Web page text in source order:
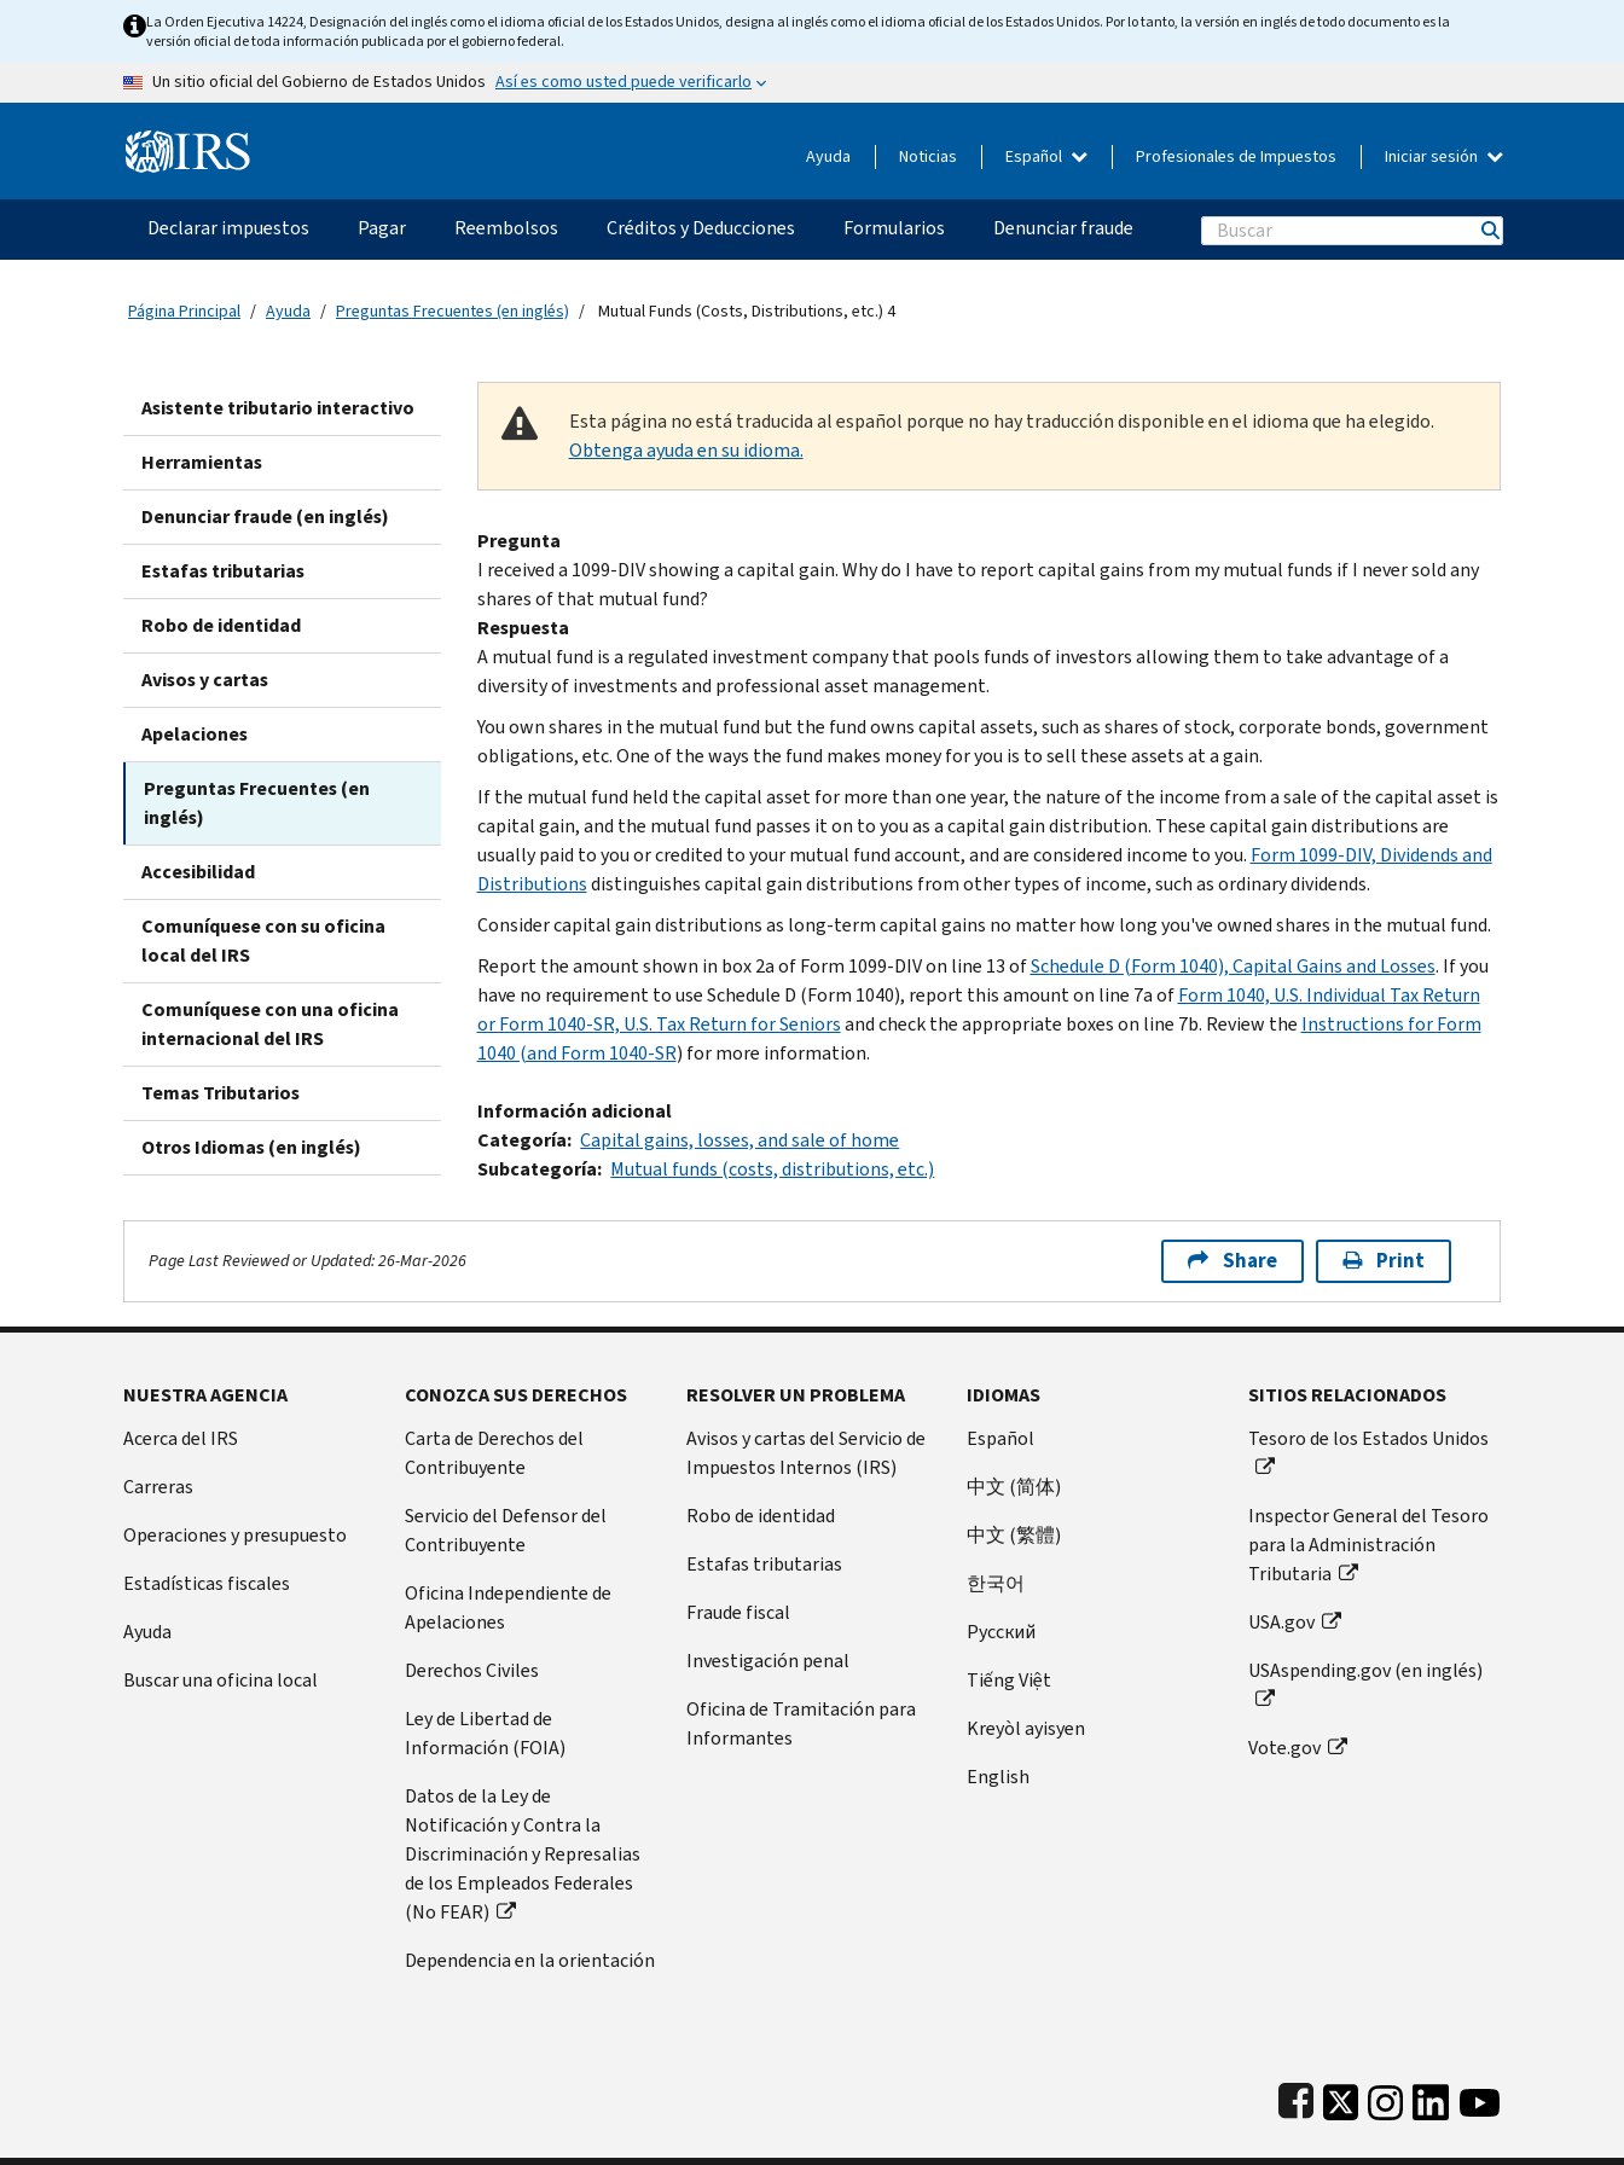
Skip to main contentLa Orden Ejecutiva 14224, Designación del inglés como el idioma oficial de los Estados Unidos, designa al inglés como el idioma oficial de los Estados Unidos. Por lo tanto, la versión en inglés de todo documento es la
versión oficial de toda información publicada por el gobierno federal.
Un sitio oficial del Gobierno de Estados Unidos Así es como usted puede verificarlo
Information Menu Ayuda Noticias Español Profesionales de Impuestos Iniciar sesión
Navegación principal
Declarar impuestos Pagar Reembolsos Créditos y Deducciones Formularios Denunciar fraude Search
Página Principal Ayuda Preguntas Frecuentes (en inglés) Mutual Funds (Costs, Distributions, etc.) 4
Asistente tributario interactivo
Herramientas
Denunciar fraude (en inglés)
Estafas tributarias
Robo de identidad
Avisos y cartas
Apelaciones
Preguntas Frecuentes (en
inglés)
Accesibilidad
Comuníquese con su oficina
local del IRS
Comuníquese con una oficina
internacional del IRS
Temas Tributarios
Otros Idiomas (en inglés)
Esta página no está traducida al español porque no hay traducción disponible en el idioma que ha elegido.
Obtenga ayuda en su idioma.
Pregunta
I received a 1099-DIV showing a capital gain. Why do I have to report capital gains from my mutual funds if I never sold any
shares of that mutual fund?
Respuesta
A mutual fund is a regulated investment company that pools funds of investors allowing them to take advantage of a
diversity of investments and professional asset management.
You own shares in the mutual fund but the fund owns capital assets, such as shares of stock, corporate bonds, government
obligations, etc. One of the ways the fund makes money for you is to sell these assets at a gain.
If the mutual fund held the capital asset for more than one year, the nature of the income from a sale of the capital asset is
capital gain, and the mutual fund passes it on to you as a capital gain distribution. These capital gain distributions are
usually paid to you or credited to your mutual fund account, and are considered income to you. Form 1099-DIV, Dividends and
Distributionsdistinguishes capital gain distributions from other types of income, such as ordinary dividends.
Consider capital gain distributions as long-term capital gains no matter how long you've owned shares in the mutual fund.
Report the amount shown in box 2a of Form 1099-DIV on line 13 ofSchedule D (Form 1040), Capital Gains and Losses. If you
have no requirement to use Schedule D (Form 1040), report this amount on line 7a ofForm 1040, U.S. Individual Tax Return
or Form 1040-SR, U.S. Tax Return for Seniorsand check the appropriate boxes on line 7b. Review the Instructions for Form
1040 (and Form 1040-SR) for more information.
Información adicional
Categoría Capital gains, losses, and sale of home
Subcategoría
Mutual funds (costs, distributions, etc.)
Page Last Reviewed or Updated: 26-Mar-2026 Share Print
Footer Navigation
NUESTRA AGENCIA
Acerca del IRS
Carreras
Operaciones y presupuesto
Estadísticas fiscales
Ayuda
Buscar una oficina local
CONOZCA SUS DERECHOS
Carta de Derechos del
Contribuyente
Servicio del Defensor del
Contribuyente
Oficina Independiente de
Apelaciones
Derechos Civiles
Ley de Libertad de
Información (FOIA)
Datos de la Ley de
Notificación y Contra la
Discriminación y Represalias
de los Empleados Federales
(No FEAR)
Dependencia en la orientación
RESOLVER UN PROBLEMA
Avisos y cartas del Servicio de
Impuestos Internos (IRS)
Robo de identidad
Estafas tributarias
Fraude fiscal
Investigación penal
Oficina de Tramitación para
Informantes
IDIOMAS
Español
中文 (简体)
中文 (繁體)
한국어
Pусский
Tiếng Việt
Kreyòl ayisyen
English
SITIOS RELACIONADOS
Tesoro de los Estados Unidos
Inspector General del Tesoro
para la Administración
Tributaria
USA.gov
USAspending.gov (en inglés)
Vote.gov